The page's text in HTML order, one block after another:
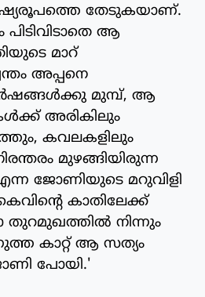
തേടുകയാണ്.
ആ
മാറ്
അപ്പനെ
മുമ്പ്, ആ
അരികിലും
കവലകളിലും
മുഴങ്ങിയിരുന്ന
ജോണിയുടെ മറുവിളി
കാതിലേക്ക്
തുറമുഖത്തില്‍ നിന്നും
കാറ്റ് ആ സത്യം
പോയി.'